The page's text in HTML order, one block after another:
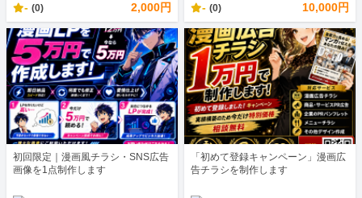
- (0) 2,000円 - (0) 10,000円
初回限定｜漫画風チラシ・SNS広告
画像を1点制作します
「初めて登録キャンペーン」漫画広
告チラシを制作します